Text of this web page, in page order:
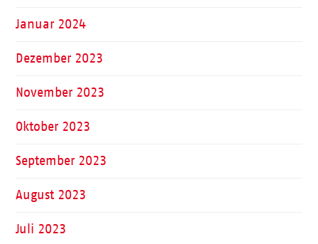
Januar 2024
Dezember 2023
November 2023
Oktober 2023
September 2023
August 2023
Juli 2023